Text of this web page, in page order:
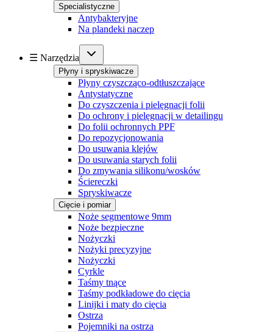
Specialistyczne
Antybakteryjne
Na plandeki naczep
☰ Narzędzia
Płyny i spryskiwacze
Płyny czyszcząco-odtłuszczające
Antystatyczne
Do czyszczenia i pielęgnacji folii
Do ochrony i pielęgnacji w detailingu
Do folii ochronnych PPF
Do repozycjonowania
Do usuwania klejów
Do usuwania starych folii
Do zmywania silikonu/wosków
Ściereczki
Spryskiwacze
Cięcie i pomiar
Noże segmentowe 9mm
Noże bezpieczne
Nożyczki
Nożyki precyzyjne
Nożyczki
Cyrkle
Taśmy tnące
Taśmy podkładowe do cięcia
Linijki i maty do cięcia
Ostrza
Pojemniki na ostrza